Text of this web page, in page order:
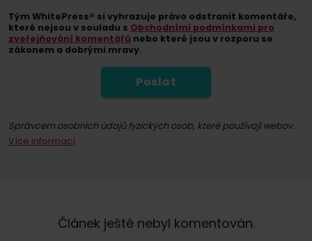
Tým WhitePress® si vyhrazuje právo odstranit komentáře,
které nejsou v souladu s Obchodními podmínkami pro
zveřejňování komentářů nebo které jsou v rozporu se
zákonem a dobrými mravy.
Poslat
Správcem osobních údajů fyzických osob, které používají webové stránky whitepress.com a všechny jejich podstránky (dále jen Služba) ve smyslu nařízení Evropského parlamentu a Rady (EU) 2016/679 ze dne 27. dubna 2016 o ochraně fyzických osob v souvislosti se zpracováním osobních údajů a o volném pohybu těchto údajů a o zrušení směrnice 95/46/ES (dále jen GDPR), je společně "WhitePress" s.r.o. se sídlem v Bielsku-Białé, na adrese ul. Legionów 26/28, zapsaná v obchodním rejstříku Národního soudního rejstříku vedeného Okresním soudem v Bielsku-Białé, 8. hospodářské oddělení Národního soudního rejstříku pod číslem KRS: 0000651339, NIP: 9372667797, REGON: 243400145 a další společnosti
Registrací k odběru newsletteru souhlasíte se zasíláním obchodních informací prostřednictvím elektronických komunikačních prostředků, zejména e-mailu, týkajících se přímého marketingu služeb a produktů nabízených společností WhitePress s.r.o. a jejími důvěryhodnými obchodními partnery, kteří mají zájem o marketing vlastního zboží nebo služeb. Právním základem pro zpracování vašich osobních údajů je udělený souhlas (čl. 6 odst. 1 písm. a) GDPR).
Více informací
Článek ještě nebyl komentován.